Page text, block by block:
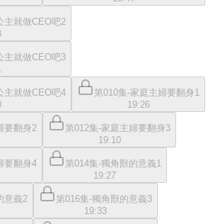
主就做CEO吧2
主就做CEO吧3
主就做CEO吧4
第010集-家庭主婦要翻身1
19:26
要翻身2
第012集-家庭主婦要翻身3
19:10
要翻身4
第014集-獨角獸的意義1
19:27
意義2
第016集-獨角獸的意義3
19:33